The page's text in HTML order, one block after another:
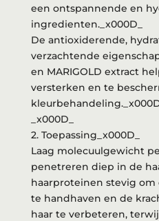
een ontspannende en
ingredienten._x000D_
De antioxiderende,
verzachtende
en MARIGOLD extract
versterken en te
_x000D_
2. Toepassing_x000D_
Laag molecuulgewicht
penetreren diep in de
haarproteinen stevig om
te handhaven en de
haar te verbeteren,